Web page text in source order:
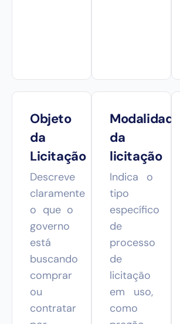
Objeto
da
Licitação
Descreve
claramente
o que o
governo
está
buscando
comprar
ou
contratar
Modalidade
da
licitação
Indica o
tipo
específico
de
processo
de
licitação
em uso,
como